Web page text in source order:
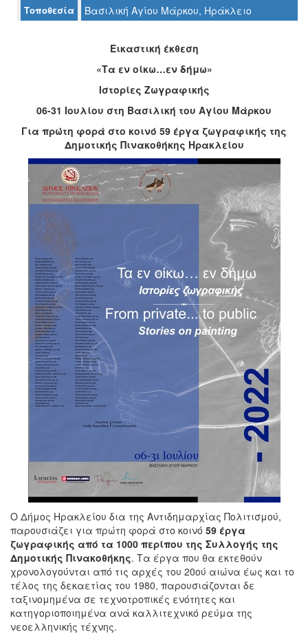
ΠΟΛΙΤΙΣΜΟΣ
Τοποθεσία Βασιλική Αγίου Μάρκου, Ηράκλειο
Εικαστική έκθεση
«Τα εν οίκω…εν δήμω»
Ιστορίες Ζωγραφικής
06-31 Ιουλίου στη Βασιλική του Αγίου Μάρκου
Για πρώτη φορά στο κοινό 59 έργα ζωγραφικής της
Δημοτικής Πινακοθήκης Ηρακλείου
Ο Δήμος Ηρακλείου δια της Αντιδημαρχίας Πολιτισμού,
παρουσιάζει για πρώτη φορά στο κοινό 59 έργα
ζωγραφικής από τα 1000 περίπου της Συλλογής της
Δημοτικής Πινακοθήκης. Τα έργα που θα εκτεθούν
χρονολογούνται από τις αρχές του 20ού αιώνα έως και το
τέλος της δεκαετίας του 1980, παρουσιάζονται δε
ταξινομημένα σε τεχνοτροπικές ενότητες και
κατηγοριοποιημένα ανά καλλιτεχνικό ρεύμα της
νεοελληνικής τέχνης.